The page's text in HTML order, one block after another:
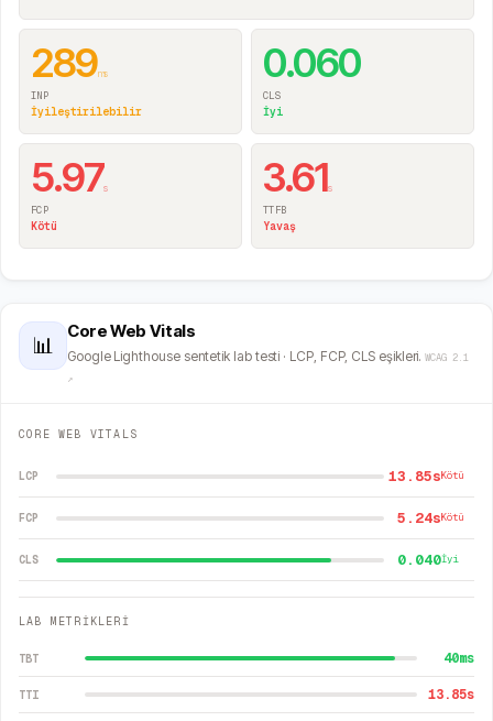
289ms
INP
İyileştirilebilir
0.060
CLS
İyi
5.97s
FCP
Kötü
3.61s
TTFB
Yavaş
📊
Core Web Vitals
Google Lighthouse sentetik lab testi · LCP, FCP, CLS eşikleri. WCAG 2.1
↗
CORE WEB VITALS
LCP 13.85sKötü
FCP 5.24sKötü
CLS 0.040İyi
LAB METRİKLERİ
TBT 40ms
TTI 13.85s